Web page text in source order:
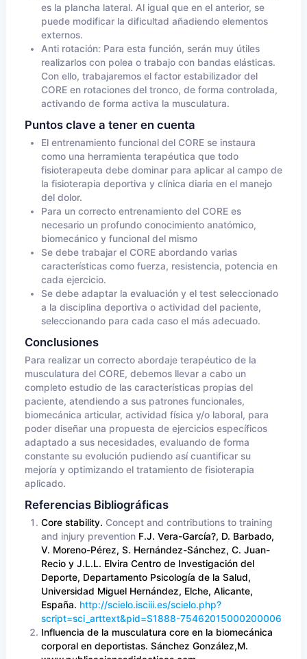
es la plancha lateral. Al igual que en el anterior, se
puede modificar la dificultad añadiendo elementos
externos.
Anti rotación: Para esta función, serán muy útiles
realizarlos con polea o trabajo con bandas elásticas.
Con ello, trabajaremos el factor estabilizador del
CORE en rotaciones del tronco, de forma controlada,
activando de forma activa la musculatura.
Puntos clave a tener en cuenta
El entrenamiento funcional del CORE se instaura
como una herramienta terapéutica que todo
fisioterapeuta debe dominar para aplicar al campo de
la fisioterapia deportiva y clínica diaria en el manejo
del dolor.
Para un correcto entrenamiento del CORE es
necesario un profundo conocimiento anatómico,
biomecánico y funcional del mismo
Se debe trabajar el CORE abordando varias
características como fuerza, resistencia, potencia en
cada ejercicio.
Se debe adaptar la evaluación y el test seleccionado
a la disciplina deportiva o actividad del paciente,
seleccionando para cada caso el más adecuado.
Conclusiones
Para realizar un correcto abordaje terapéutico de la
musculatura del CORE, debemos llevar a cabo un
completo estudio de las características propias del
paciente, atendiendo a sus patrones funcionales,
biomecánica articular, actividad física y/o laboral, para
poder diseñar una propuesta de ejercicios específicos
adaptado a sus necesidades, evaluando de forma
constante su evolución pudiendo así cuantificar su
mejoría y optimizando el tratamiento de fisioterapia
aplicado.
Referencias Bibliográficas
Core stability. Concept and contributions to training
and injury prevention F.J. Vera-García?, D. Barbado,
V. Moreno-Pérez, S. Hernández-Sánchez, C. Juan-
Recio y J.L.L. Elvira Centro de Investigación del
Deporte, Departamento Psicología de la Salud,
Universidad Miguel Hernández, Elche, Alicante,
España. http://scielo.isciii.es/scielo.php?
script=sci_arttext&pid=S1888-75462015000200006
Influencia de la musculatura core en la biomecánica
corporal en deportistas. Sánchez González,M.